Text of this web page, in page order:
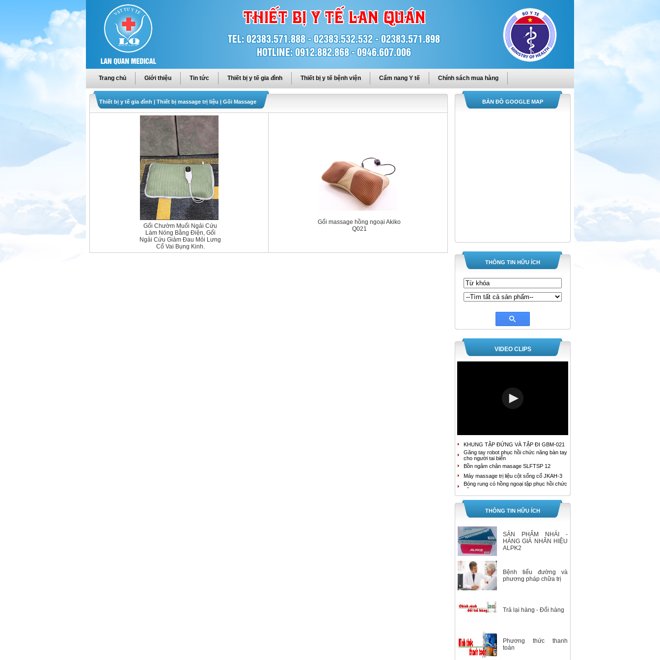
Trang chủ Giới thiệu Tin tức Thiết bị y tế gia đình Thiết bị y tế bệnh viện Cẩm nang Y tế Chính sách mua hàng
Thiết bị y tế gia đình | Thiết bị massage trị liệu | Gối Massage
Gối Chườm Muối Ngải Cứu
Làm Nóng Bằng Điện, Gối
Ngải Cứu Giảm Đau Mỏi Lưng
Cổ Vai Bụng Kinh.
Gối massage hồng ngoại Akiko
Q021
BẢN ĐỒ GOOGLE MAP
THÔNG TIN HỮU ÍCH
VIDEO CLIPS
KHUNG TẬP ĐỨNG VÀ TẬP ĐI GBM-021
Găng tay robot phục hồi chức năng bàn tay
cho người tai biến
Bồn ngâm chân masage SLFTSP 12
Máy massage trị liệu cột sống cổ JKAH-3
Bóng rung có hồng ngoại tập phục hồi chức
năng tay
MÁY MASSAGE TRỊ LIỆU ĐAU LƯNG
JKAH-2
Bồn ngâm chân cao cấp HoMedics FB-650
Bồn ngâm chân con lăn kép tự động
Máy tạo oxy YUWELL 9F-3B
Máy tạo oxy YUWELL 9F-3AW
Máy hút dịch 1 bình Yuwell 7E-A
Instant
Máy tạo oxy 3 lít 7F-3E Yuwell
Máy tạo oxy 5 lít/ phút Yuwell 7F-5
Nhiệt Kế Ẩm Kế Tự Ghi Elitech RC-4HC
Giường đa chức năng 2 tay quay
XE LĂN ĐIỆN A95 AKIKO
TAY QUAY A85 AKIKO
GIƯỜNG BỆNH NHÂN ĐA CHỨC NĂNG 3
TAY QUAY A83 AKIKO
THÔNG TIN HỮU ÍCH
SẢN PHẨM NHÁI -
HÀNG GIẢ NHÃN HIỆU
ALPK2
Bệnh tiểu đường và
phương pháp chữa trị
Trả lại hàng - Đổi hàng
Phương thức thanh
toán